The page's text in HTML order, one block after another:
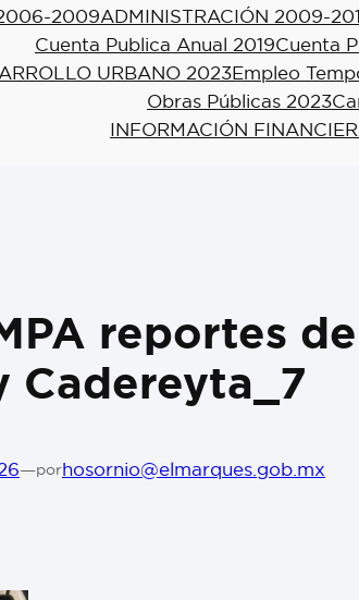
2009ADMINISTRACIÓN 2009-
Cuenta Publica Anual 2019Cuenta
URBANO 2023Empleo
Obras Públicas 2023
INFORMACIÓN
reportes
Cadereyta_7
—porhosornio@elmarques.gob.mx